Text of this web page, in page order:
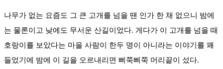
나무가 없는 요즘도 그 큰 고개를 넘을 땐 인가 한 채 없으니 밤에
는 물론이고 낮에도 무서운 산길이었다. 게다가 이 고개를 넘을 때
호랑이를 보았다는 마을 사람이 한두 명이 아니라는 이야기를 꽤
들었기에 밤에 이 길을 오르내리면 삐쭉삐쭉 머리끝이 섰다.